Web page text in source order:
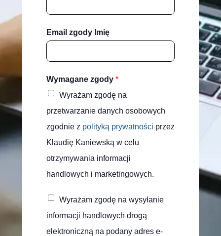
Email zgody Imię
Wymagane zgody *
Wyrażam zgodę na
przetwarzanie danych osobowych
zgodnie z polityką prywatności przez
Klaudię Kaniewską w celu
otrzymywania informacji
handlowych i marketingowych.
Wyrażam zgodę na wysyłanie
informacji handlowych drogą
elektroniczną na podany adres e-